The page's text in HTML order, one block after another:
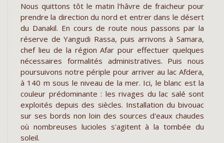
Nous quittons tôt le matin l'hâvre de fraicheur pour
prendre la direction du nord et entrer dans le désert
du Danakil. En cours de route nous passons par la
réserve de Yangudi Rassa, puis arrivons à Samara,
chef lieu de la région Afar pour effectuer quelques
nécessaires formalités administratives. Puis nous
poursuivons notre périple pour arriver au lac Afdera,
à 140 m sous le niveau de la mer. Ici, le blanc est la
couleur prédominante : les rivages du lac salé sont
exploités depuis des siècles. Installation du bivouac
sur ses bords non loin des sources d'eaux chaudes
où nombreuses lucioles s'agitent à la tombée du
soleil.